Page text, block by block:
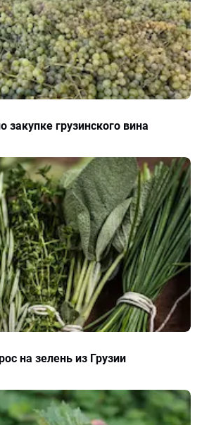
закупке грузинского вина
на зелень из Грузии